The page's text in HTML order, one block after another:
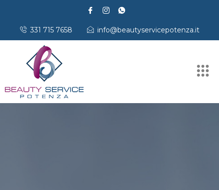
331 715 7658 info@beautyservicepotenza.it